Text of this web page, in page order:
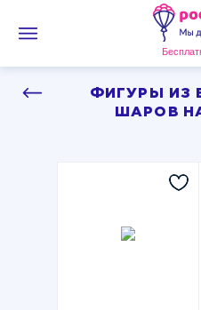
ФИГУРЫ ИЗ
ШАРОВ